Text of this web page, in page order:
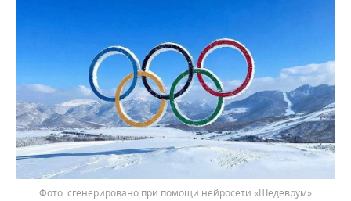
сгенерировано при помощи нейросети «Шедеврум»